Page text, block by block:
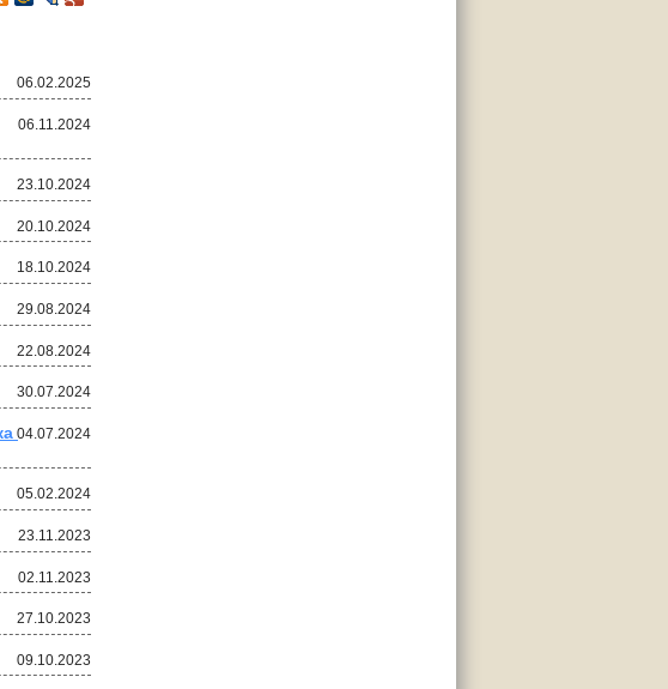
06.02.2025
06.11.2024
23.10.2024
20.10.2024
18.10.2024
29.08.2024
22.08.2024
30.07.2024
04.07.2024
05.02.2024
23.11.2023
02.11.2023
27.10.2023
09.10.2023